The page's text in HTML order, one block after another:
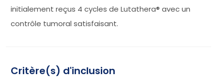
initialement reçus 4 cycles de Lutathera® avec un
contrôle tumoral satisfaisant.
Critère(s) d'inclusion